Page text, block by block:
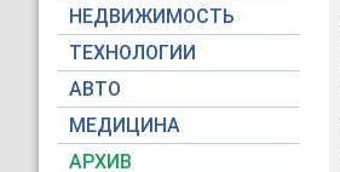
НЕДВИЖИМОСТЬ
ТЕХНОЛОГИИ
АВТО
МЕДИЦИНА
АРХИВ